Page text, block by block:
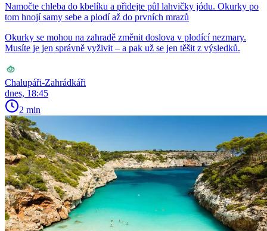
Namočte chleba do kbelíku a přidejte půl lahvičky jódu. Okurky po
tom hnojí samy sebe a plodí až do prvních mrazů
Okurky se mohou na zahradě změnit doslova v plodící nezmary.
Musíte je jen správně vyživit – a pak už se jen těšit z výsledků.
Chalupáři-Zahrádkáři
dnes, 18:45
2 min